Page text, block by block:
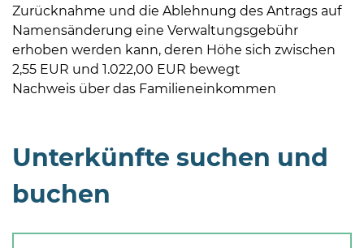
Uhr
sowie
außerhalb
nach
Vereinbarung.
Zurücknahme und die Ablehnung des Antrags auf
Namensänderung eine Verwaltungsgebühr
erhoben werden kann, deren Höhe sich zwischen
2,55 EUR und 1.022,00 EUR bewegt
Nachweis über das Familieneinkommen
Unterkünfte suchen und
buchen